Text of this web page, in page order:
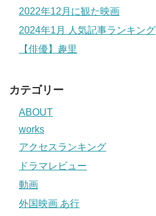
2022年12月に観た映画
2024年1月 人気記事ランキング
【俳優】趣里
カテゴリー
ABOUT
works
アクセスランキング
ドラマレビュー
動画
外国映画 あ行